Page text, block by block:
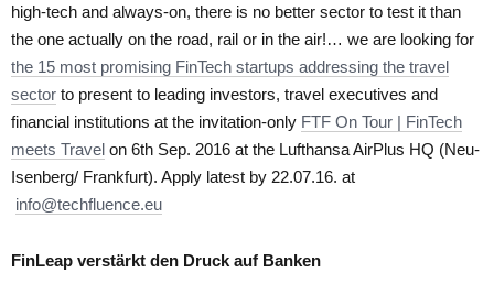
high-tech and always-on, there is no better sector to test it than
the one actually on the road, rail or in the air!… we are looking for
the 15 most promising FinTech startups addressing the travel
sector to present to leading investors, travel executives and
financial institutions at the invitation-only FTF On Tour | FinTech
meets Travel on 6th Sep. 2016 at the Lufthansa AirPlus HQ (Neu-
Isenberg/ Frankfurt). Apply latest by 22.07.16. at
info@techfluence.eu
FinLeap verstärkt den Druck auf Banken